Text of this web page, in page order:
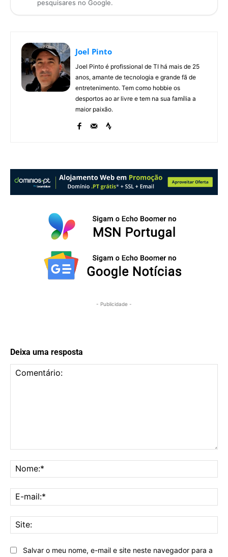
pesquisares no Google.
Joel Pinto
Joel Pinto é profissional de TI há mais de 25
anos, amante de tecnologia e grande fã de
entretenimento. Tem como hobbie os
desportos ao ar livre e tem na sua família a
maior paixão.
- Publicidade -
Deixa uma resposta
Salvar o meu nome, e-mail e site neste navegador para a